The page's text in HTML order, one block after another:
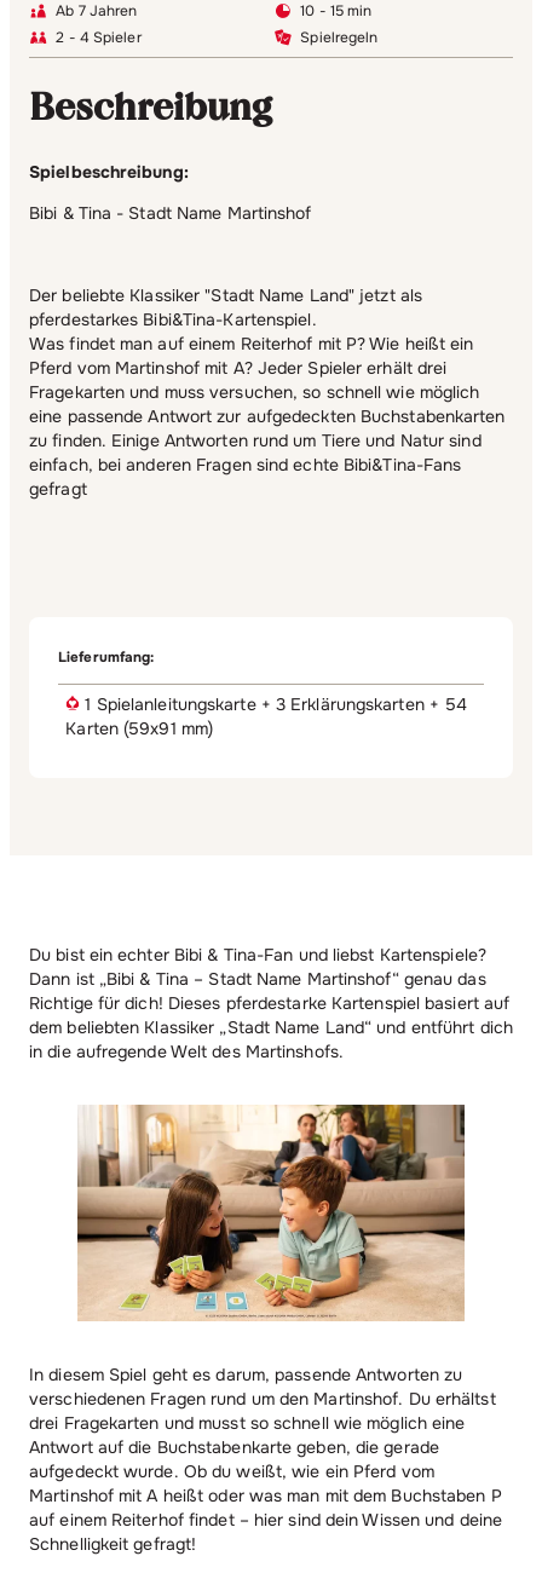
Ab 7 Jahren
10 - 15 min
2 - 4 Spieler
Spielregeln
Beschreibung
Spielbeschreibung:
Bibi & Tina - Stadt Name Martinshof
Der beliebte Klassiker "Stadt Name Land" jetzt als
pferdestarkes Bibi&Tina-Kartenspiel.
Was findet man auf einem Reiterhof mit P? Wie heißt ein
Pferd vom Martinshof mit A? Jeder Spieler erhält drei
Fragekarten und muss versuchen, so schnell wie möglich
eine passende Antwort zur aufgedeckten Buchstabenkarten
zu finden. Einige Antworten rund um Tiere und Natur sind
einfach, bei anderen Fragen sind echte Bibi&Tina-Fans
gefragt
Lieferumfang:
1 Spielanleitungskarte + 3 Erklärungskarten + 54
Karten (59x91 mm)
Du bist ein echter Bibi & Tina-Fan und liebst Kartenspiele?
Dann ist „Bibi & Tina – Stadt Name Martinshof“ genau das
Richtige für dich! Dieses pferdestarke Kartenspiel basiert auf
dem beliebten Klassiker „Stadt Name Land“ und entführt dich
in die aufregende Welt des Martinshofs.
In diesem Spiel geht es darum, passende Antworten zu
verschiedenen Fragen rund um den Martinshof. Du erhältst
drei Fragekarten und musst so schnell wie möglich eine
Antwort auf die Buchstabenkarte geben, die gerade
aufgedeckt wurde. Ob du weißt, wie ein Pferd vom
Martinshof mit A heißt oder was man mit dem Buchstaben P
auf einem Reiterhof findet – hier sind dein Wissen und deine
Schnelligkeit gefragt!